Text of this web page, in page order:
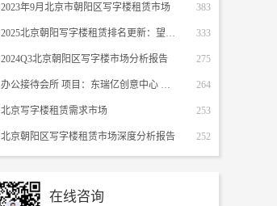
2023年9月北京市朝阳区写字楼租赁市场 383
2025北京朝阳写字楼租赁排名更新：望京科技商圈跃居第二，互联网大厂扩租驱动5GAI生态爆发 333
2024Q3北京朝阳区写字楼市场分析报告 275
办公接待会所 项目：东瑞亿创意中心 面积：660.52平米 264
北京写字楼租赁需求市场 253
北京朝阳区写字楼租赁市场深度分析报告 252
在线咨询